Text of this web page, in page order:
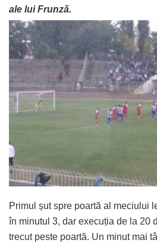
ale lui Frunză.
Primul șut spre poartă al meciului
în minutul 3, dar execuția de la 20
trecut peste poartă. Un minut mai